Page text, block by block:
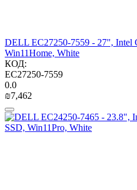
DELL EC27250-7559 - 27", Intel
Win11Home, White
КОД:
EC27250-7559
0.0
₪7,462